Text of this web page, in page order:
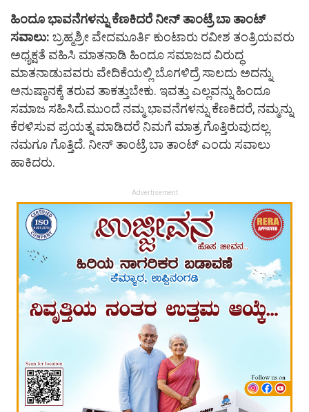
ಹಿಂದೂ ಭಾವನೆಗಳನ್ನು ಕೆಣಕಿದರೆ ನೀನ್ ತಾಂಟ್ರೆ ಬಾ ತಾಂಟ್
ಸವಾಲು: ಬ್ರಹ್ಮಶ್ರೀ ವೇದಮೂರ್ತಿ ಕುಂಟಾರು ರವೀಶ ತಂತ್ರಿಯವರು
ಅಧ್ಯಕ್ಷತೆ ವಹಿಸಿ ಮಾತನಾಡಿ ಹಿಂದೂ ಸಮಾಜದ ವಿರುದ್ಧ
ಮಾತನಾಡುವವರು ವೇದಿಕೆಯಲ್ಲಿ ಬೊಗಳಿದ್ರೆ ಸಾಲದು ಅದನ್ನು
ಅನುಷ್ಠಾನಕ್ಕೆ ತರುವ ತಾಕತ್ತುಬೇಕು. ಇವತ್ತು ಎಲ್ಲವನ್ನು ಹಿಂದೂ
ಸಮಾಜ ಸಹಿಸಿದೆ.ಮುಂದೆ ನಮ್ಮ ಭಾವನೆಗಳನ್ನು ಕೆಣಕಿದರೆ, ನಮ್ಮನ್ನು
ಕೆರಳಿಸುವ ಪ್ರಯತ್ನ ಮಾಡಿದರೆ ನಿಮಗೆ ಮಾತ್ರ ಗೊತ್ತಿರುವುದಲ್ಲ.
ನಮಗೂ ಗೊತ್ತಿದೆ. ನೀನ್ ತಾಂಟ್ರೆ ಬಾ ತಾಂಟ್ ಎಂದು ಸವಾಲು
ಹಾಕಿದರು.
Advertisement